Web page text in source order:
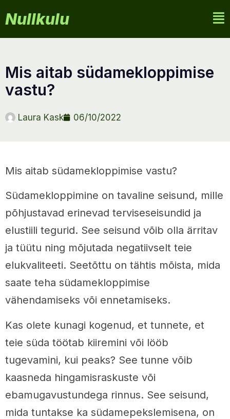
Nullkulu
mis aitab südamekloppimise
vastu?
Laura Kask 06/10/2022
Mis aitab südamekloppimise vastu?
Südamekloppimine on tavaline seisund, mille
põhjustavad erinevad terviseseisundid ja
elustiili tegurid. See seisund võib olla ärritav
ja tüütu ning mõjutada negatiivselt teie
elukvaliteeti. Seetõttu on tähtis mõista, mida
saate teha südamekloppimise
vähendamiseks või ennetamiseks.
Kas olete kunagi kogenud, et tunnete, et
teie süda töötab kiiremini või lööb
tugevamini, kui peaks? See tunne võib
kaasneda hingamisraskuste või
ebamugavustundega rinnus. See seisund,
mida tuntakse ka südamepekslemisena, on